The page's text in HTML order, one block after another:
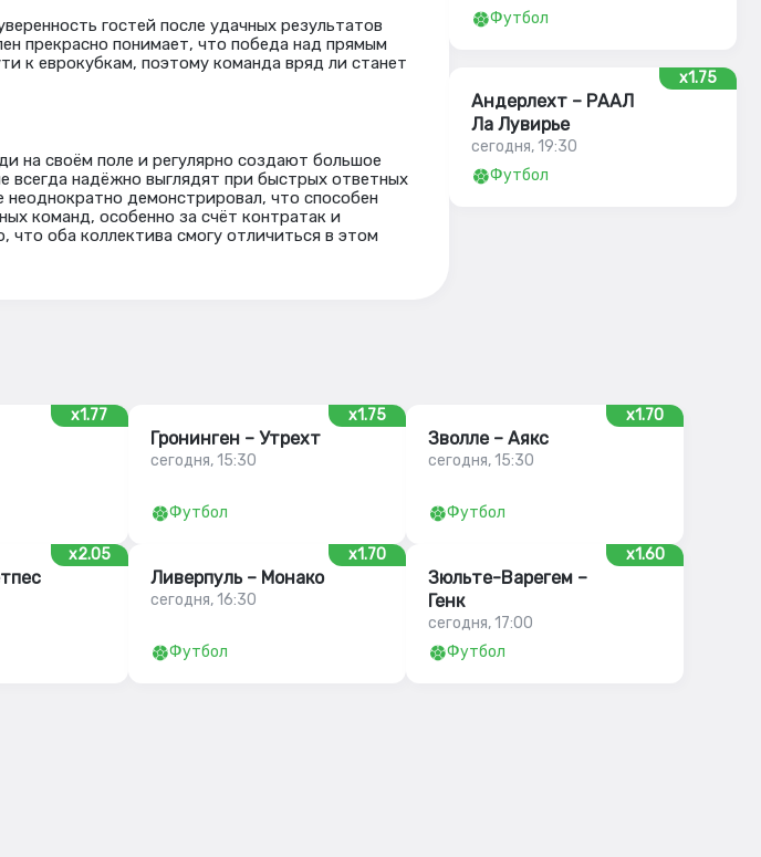
гостей после удачных результатов
прекрасно понимает, что победа над прямым
к еврокубкам, поэтому команда вряд ли станет
на своём поле и регулярно создают большое
всегда надёжно выглядят при быстрых ответных
демонстрировал, что способен
команд, особенно за счёт контратак и
оба коллектива смогу отличиться в этом
Футбол
x1.75
Андерлехт – РААЛ
Ла Лувирье
сегодня, 19:30
Футбол
x1.77 x1.75
Гронинген – Утрехт
сегодня, 15:30
Футбол
x1.70
Зволле – Аякс
сегодня, 15:30
Футбол
x2.05 x1.70
Ливерпуль – Монако
сегодня, 16:30
Футбол
x1.60
Зюльте-Варегем –
Генк
сегодня, 17:00
Футбол